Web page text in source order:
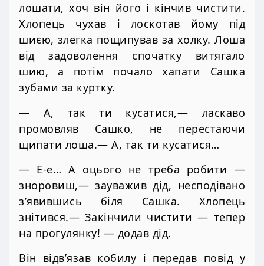
лошати, хоч він його і кінчив чистити.
Хлопець чухав і лоскотав йому під
шиєю, злегка пощипував за холку. Лоша
від задоволення спочатку витягало
шию, а потім почало хапати Сашка
зубами за куртку.
— А, так ти кусатися,— ласкаво
промовляв Сашко, не перестаючи
щипати лоша.— А, так ти кусатися…
— Е-е… А оцього не треба робити —
зноровиш,— зауважив дід, несподівано
з’явившись біля Сашка. Хлопець
знітився.— Закінчили чистити — тепер
на прогулянку! — додав дід.
Він відв’язав кобилу і передав повід у